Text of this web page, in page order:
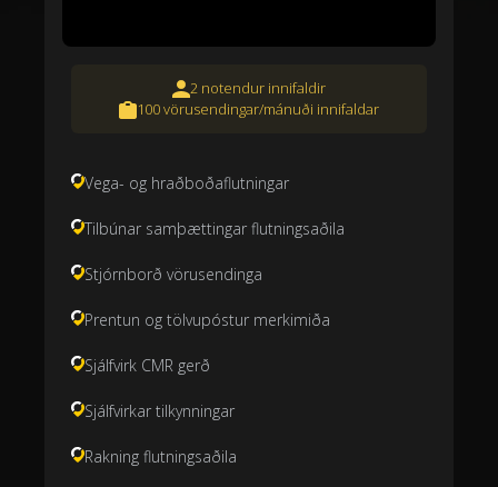
2 notendur innifaldir
100 vörusendingar/mánuði innifaldar
Vega- og hraðboðaflutningar
Tilbúnar samþættingar flutningsaðila
Stjórnborð vörusendinga
Prentun og tölvupóstur merkimiða
Sjálfvirk CMR gerð
Sjálfvirkar tilkynningar
Rakning flutningsaðila